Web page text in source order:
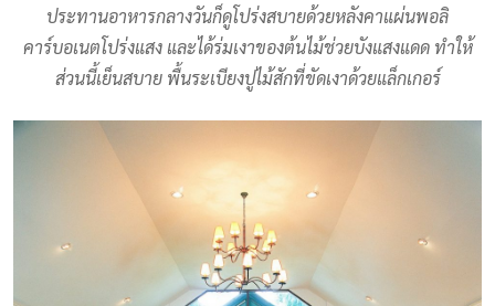
ประทานอาหารกลางวันก็ดูโปร่งสบายด้วยหลังคาแผ่นพอลิ
คาร์บอเนตโปร่งแสง และได้ร่มเงาของต้นไม้ช่วยบังแสงแดด ทำให้
ส่วนนี้เย็นสบาย พื้นระเบียงปูไม้สักที่ขัดเงาด้วยแล็กเกอร์